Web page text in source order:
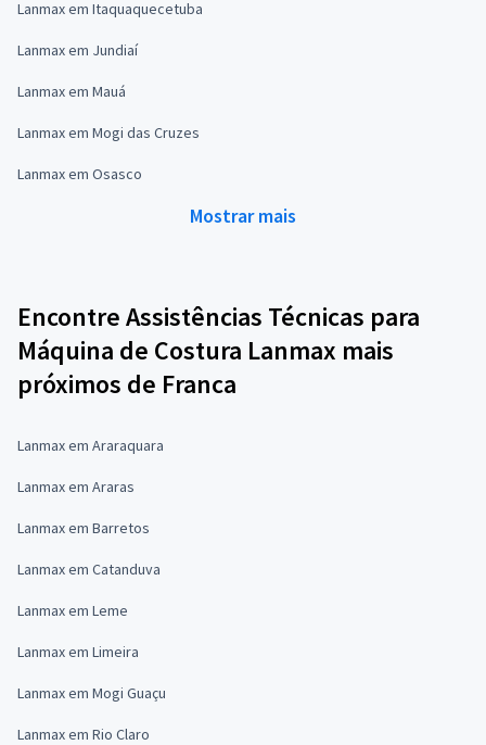
Lanmax em Itaquaquecetuba
Lanmax em Jundiaí
Lanmax em Mauá
Lanmax em Mogi das Cruzes
Lanmax em Osasco
Mostrar mais
Encontre Assistências Técnicas para
Máquina de Costura Lanmax mais
próximos de Franca
Lanmax em Araraquara
Lanmax em Araras
Lanmax em Barretos
Lanmax em Catanduva
Lanmax em Leme
Lanmax em Limeira
Lanmax em Mogi Guaçu
Lanmax em Rio Claro